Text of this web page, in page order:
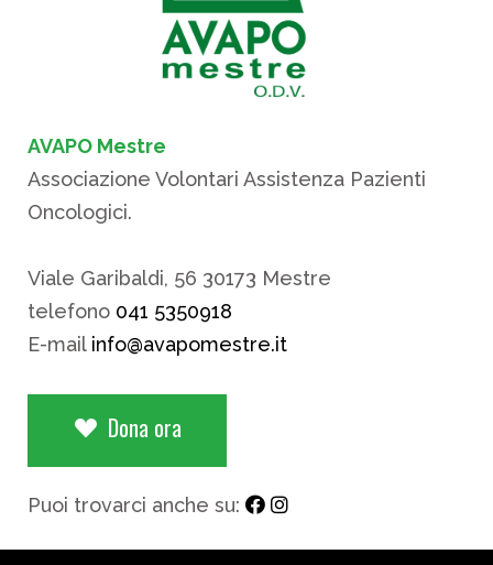
AVAPO Mestre
Associazione Volontari Assistenza Pazienti
Oncologici.
Viale Garibaldi, 56 30173 Mestre
telefono 041 5350918
E-mail info@avapomestre.it
Dona ora
Puoi trovarci anche su: